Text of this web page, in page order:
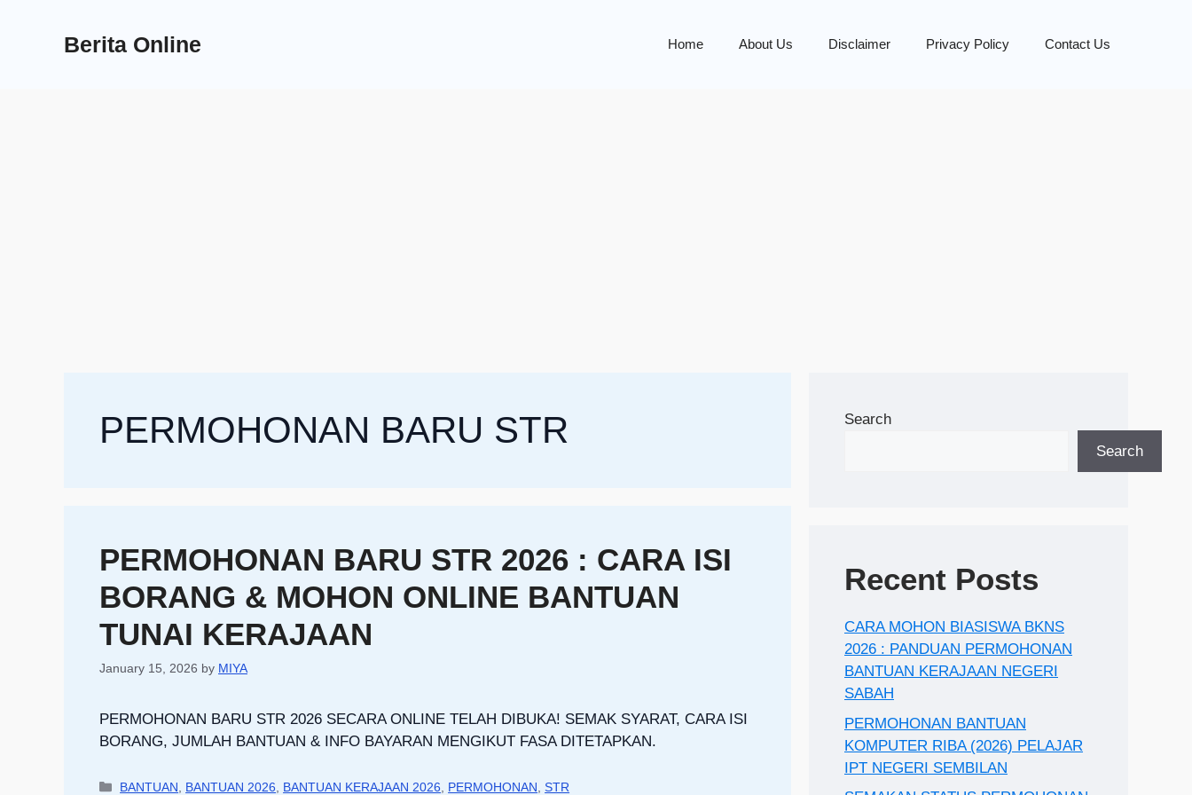
Berita Online Home About Us Disclaimer Privacy Policy Contact Us
PERMOHONAN BARU STR
PERMOHONAN BARU STR 2026 : CARA ISI
BORANG & MOHON ONLINE BANTUAN
TUNAI KERAJAAN
January 15, 2026 by MIYA
PERMOHONAN BARU STR 2026 SECARA ONLINE TELAH DIBUKA! SEMAK SYARAT, CARA ISI
BORANG, JUMLAH BANTUAN & INFO BAYARAN MENGIKUT FASA DITETAPKAN.
Categories
BANTUAN BANTUAN 2026 BANTUAN KERAJAAN 2026 PERMOHONAN ,STR
Search
Search
Recent Posts
CARA MOHON BIASISWA BKNS
2026 : PANDUAN PERMOHONAN
BANTUAN KERAJAAN NEGERI
SABAH
PERMOHONAN BANTUAN
KOMPUTER RIBA (2026) PELAJAR
IPT NEGERI SEMBILAN